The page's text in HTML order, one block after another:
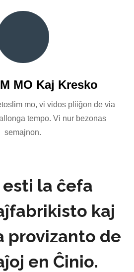
MO Kaj Kresko
mo, vi vidos pliiĝon de via
tempo. Vi nur bezonas
semajnon.
esti la ĉefa
kaj
provizanto de
en Ĉinio.